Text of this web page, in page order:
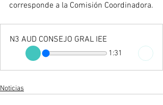
corresponde a la Comisión Coordinadora.
N3 AUD CONSEJO GRAL IEE
1:31
Noticias